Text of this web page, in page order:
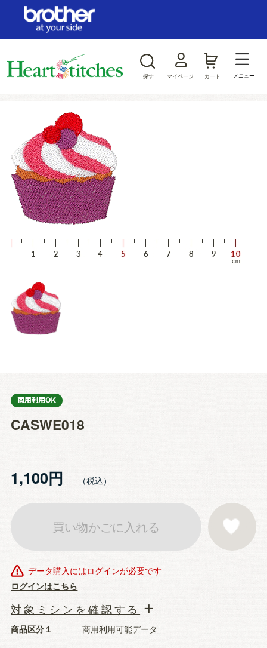
探す マイページ カート メニュー
CASWE018
1,100円
データ購入にはログインが必要です
買い物かごに入れる
ログインはこちら
お気に入りに登
商品区分１ 商用利用可能データ
対象ミシンを確認する
ログイン/新規会員登録
ジャンルから探す